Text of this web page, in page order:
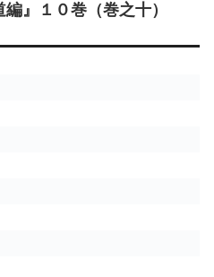
』１０巻（巻之十）